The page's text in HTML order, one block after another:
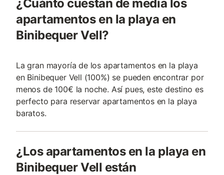
¿Cuánto cuestan de media los
apartamentos en la playa en
Binibequer Vell?
La gran mayoría de los apartamentos en la playa
en Binibequer Vell (100%) se pueden encontrar por
menos de 100€ la noche. Así pues, este destino es
perfecto para reservar apartamentos en la playa
baratos.
¿Los apartamentos en la playa en
Binibequer Vell están